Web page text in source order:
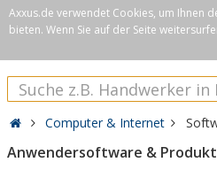
Axxus.de verwendet Cookies, um Ihnen
bieten. Wenn Sie auf der Seite
Computer & Internet
Anwendersoftware &